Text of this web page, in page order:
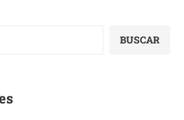
BUSCAR